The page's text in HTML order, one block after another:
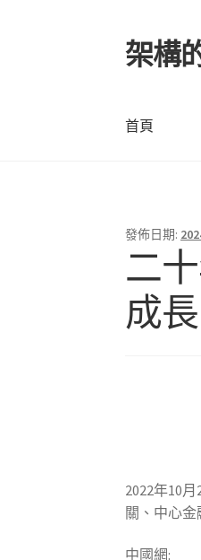
跳
至
覽
列
跳
至
要
內
架構
首頁
發佈日期:
二
成
2022年10
關、中心
中國網: